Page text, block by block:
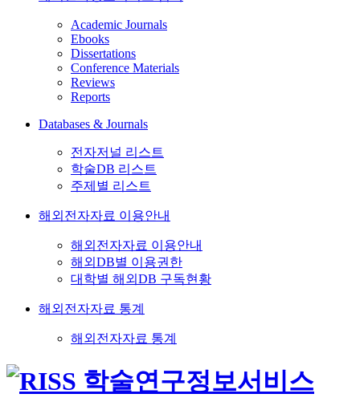
Academic Journals
Ebooks
Dissertations
Conference Materials
Reviews
Reports
Databases & Journals
전자저널 리스트
학술DB 리스트
주제별 리스트
해외전자자료 이용안내
해외전자자료 이용안내
해외DB별 이용권한
대학별 해외DB 구독현황
해외전자자료 통계
해외전자자료 통계